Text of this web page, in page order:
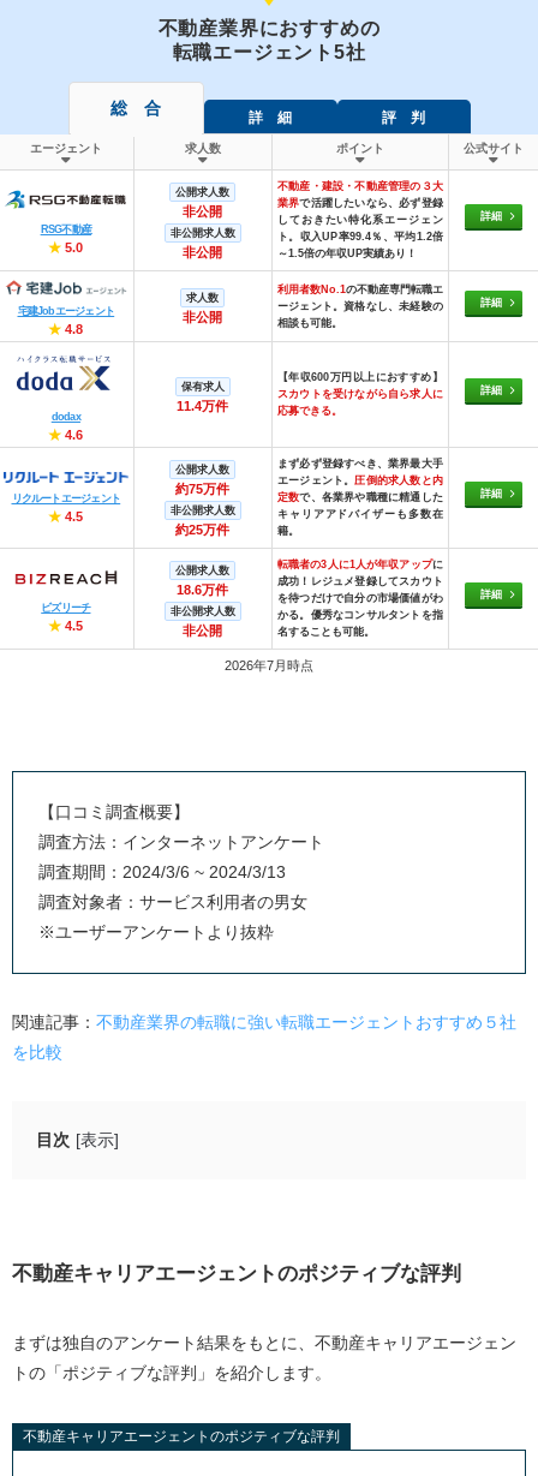
不動産業界におすすめの
転職エージェント5社
総 合 詳 細 評 判
エージェント 求人数 ポイント 公式サイト
RSG不動産
★ 5.0
公開求人数
非公開
非公開求人数
非公開
不動産・建設・不動産管理の３大
業界で活躍したいなら、必ず登録
しておきたい特化系エージェン
ト。収入UP率99.4％、平均1.2倍
～1.5倍の年収UP実績あり！
詳細
宅建Jobエージェント
★ 4.8
求人数
非公開
利用者数No.1の不動産専門転職エ
ージェント。資格なし、未経験の
相談も可能。
詳細
dodax
★ 4.6
保有求人
11.4万件
【年収600万円以上におすすめ】
スカウトを受けながら自ら求人に
応募できる。
詳細
リクルートエージェント
★ 4.5
公開求人数
約75万件
非公開求人数
約25万件
まず必ず登録すべき、業界最大手
エージェント。圧倒的求人数と内
定数で、各業界や職種に精通した
キャリアアドバイザーも多数在
籍。
詳細
ビズリーチ
★ 4.5
公開求人数
18.6万件
非公開求人数
非公開
転職者の3人に1人が年収アップに
成功！レジュメ登録してスカウト
を待つだけで自分の市場価値がわ
かる。優秀なコンサルタントを指
名することも可能。
詳細
2026年7月時点
【口コミ調査概要】
調査方法：インターネットアンケート
調査期間：2024/3/6 ~ 2024/3/13
調査対象者：サービス利用者の男女
※ユーザーアンケートより抜粋
関連記事： 不動産業界の転職に強い転職エージェントおすすめ５社
を比較
目次 [表示]
自身のキャリアプランを丁寧にヒアリングして提案
してくれる
地方でも豊富な求人を探せる
スカウトの条件が希望に見合っていない
不動産キャリアエージェントのポジティブな評判
まずは独自のアンケート結果をもとに、不動産キャリアエージェン
トの「ポジティブな評判」を紹介します。
不動産キャリアエージェントのポジティブな評判